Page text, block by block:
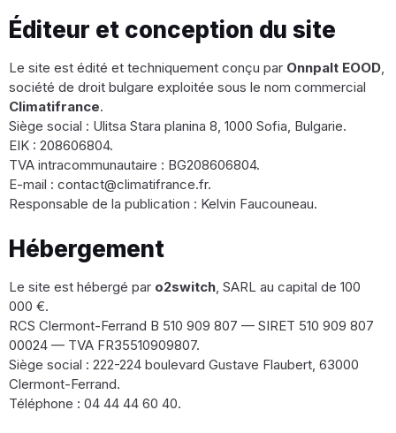
Éditeur et conception du site
Le site est édité et techniquement conçu par Onnpalt EOOD,
société de droit bulgare exploitée sous le nom commercial
Climatifrance.
Siège social : Ulitsa Stara planina 8, 1000 Sofia, Bulgarie.
EIK : 208606804.
TVA intracommunautaire : BG208606804.
E-mail : contact@climatifrance.fr.
Responsable de la publication : Kelvin Faucouneau.
Hébergement
Le site est hébergé par o2switch , SARL au capital de 100
000 €.
RCS Clermont-Ferrand B 510 909 807 — SIRET 510 909 807
00024 — TVA FR35510909807.
Siège social : 222-224 boulevard Gustave Flaubert, 63000
Clermont-Ferrand.
Téléphone : 04 44 44 60 40.